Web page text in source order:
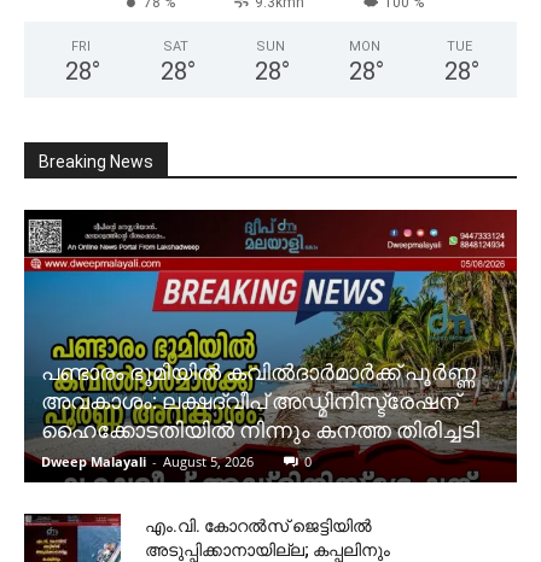
FRI
28°
SAT
28°
SUN
28°
MON
28°
TUE
28°
Breaking News
പണ്ടാരം ഭൂമിയിൽ കവിൽദാർമാർക്ക് പൂർണ്ണ
അവകാശം: ലക്ഷദ്വീപ് അഡ്മിനിസ്ട്രേഷന്
ഹൈക്കോടതിയിൽ നിന്നും കനത്ത തിരിച്ചടി
Dweep Malayali - August 5, 2026 0
​എം.വി. കോറൽസ് ജെട്ടിയിൽ
അടുപ്പിക്കാനായില്ല; കപ്പലിനും